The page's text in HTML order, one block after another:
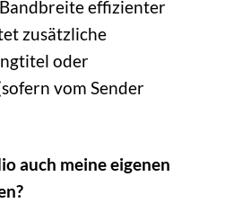
effizienter
zusätzliche
oder
vom Sender
auch meine eigenen